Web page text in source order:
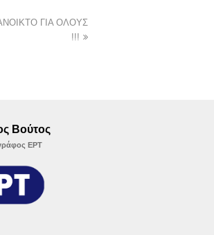
ΓΙΑ ΟΛΟΥΣ
!!!
Βούτος
ΕΡΤ